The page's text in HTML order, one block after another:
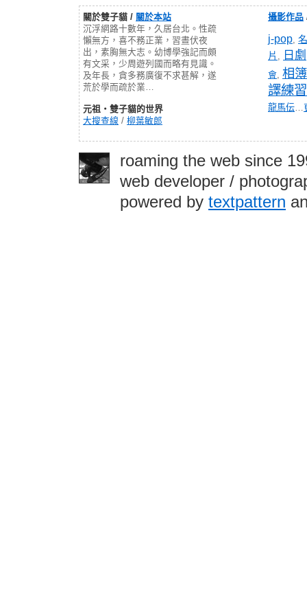
關於雙子貓 / 關於本站
沉浮網路十數年，久居台北。性疏
懶無方，喜不務正業，習晝伏夜
出，素胸無大志。幼博學強記而頗
有文采，少周遊列國而略有見識。
及年長，貪多務廣復不求甚解，遂
荒於學而疏於業…
元祖‧雙子貓的世界
大搜查線 / 柳葉敏郎
攝影作品
j-pop,
片 , 日劇
會, 相簿
譯練習
龍馬伝…
roaming the web since
web developer /
powered by textpattern